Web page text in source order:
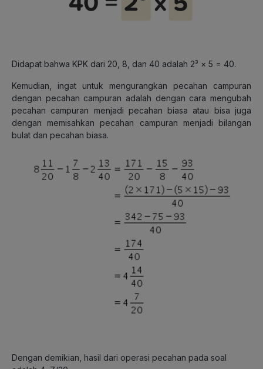
Didapat bahwa KPK dari 20, 8, dan 40 adalah 2³ × 5 = 40.
Kemudian, ingat untuk mengurangkan pecahan campuran
dengan pecahan campuran adalah dengan cara mengubah
pecahan campuran menjadi pecahan biasa atau bisa juga
dengan memisahkan pecahan campuran menjadi bilangan
bulat dan pecahan biasa.
Dengan demikian, hasil dari operasi pecahan pada soal